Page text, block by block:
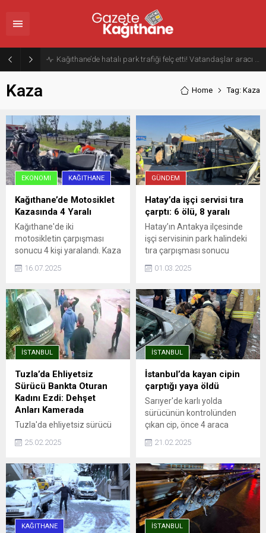
İstanbullular dikkat: 10 ilçeye 4 saat su verilemeyecek
Kaza Home Tag: Kaza
EKONOMI KAĞITHANE
Kağıthane’de Motosiklet
Kazasında 4 Yaralı
Kağıthane'de iki
motosikletin çarpışması
sonucu 4 kişi yaralandı. Kaza
kamerasıyla kaydedildi.
16.07.2025
GÜNDEM
Hatay’da işçi servisi tıra
çarptı: 6 ölü, 8 yaralı
Hatay’ın Antakya ilçesinde
işçi servisinin park halindeki
tıra çarpışması sonucu
kişi hayatını kaybetti, 8
bildirildi. Yaralılar, sağlık
ekiplerinin müdahalesinin
ardından hastaneye sevk
edildi.
01.03.2025
İSTANBUL
Tuzla’da Ehliyetsiz
Sürücü Bankta Oturan
Kadını Ezdi: Dehşet
Anları Kamerada
Tuzla'da ehliyetsiz sürücü
Feci kaza kamerada
anlattı: "Kaçma şansım
olmadı, kendimi arabanın
altında buldum" İSTANBUL -
Tuzla'da 14 yaşındaki
ehliyetsiz bir sürücü, iş
25.02.2025
İSTANBUL
İstanbul’da kayan cipin
çarptığı yaya öldü
Sarıyer'de karlı yolda
sürücünün kontrolünden
çıkan cip, önce 4 araca
yaya çarptı. Hastaneye
hayatını kaybederken, kaza
anları saniye saniye güvenlik
kameralarına yansıdı.
21.02.2025
KAĞITHANE İSTANBUL